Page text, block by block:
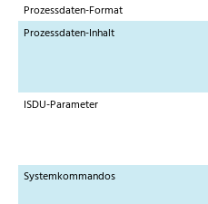
Prozessdaten-Format
Prozessdaten-Inhalt
ISDU-Parameter
Systemkommandos